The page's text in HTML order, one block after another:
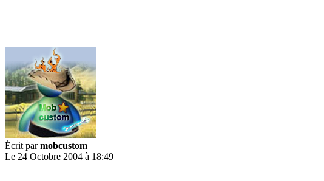
Écrit parmobcustom
Le 24 Octobre 2004 à 18:49